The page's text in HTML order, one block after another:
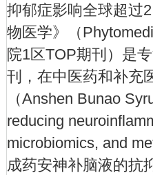
抑郁症影响全球超过
物医学》（
院1区TOP期刊）是
刊，在中医药和补充
（Anshen Bunao
reducing
microbiomics, and
成药安神补脑液的抗